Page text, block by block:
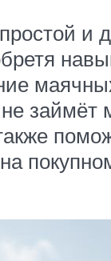
и
займёт